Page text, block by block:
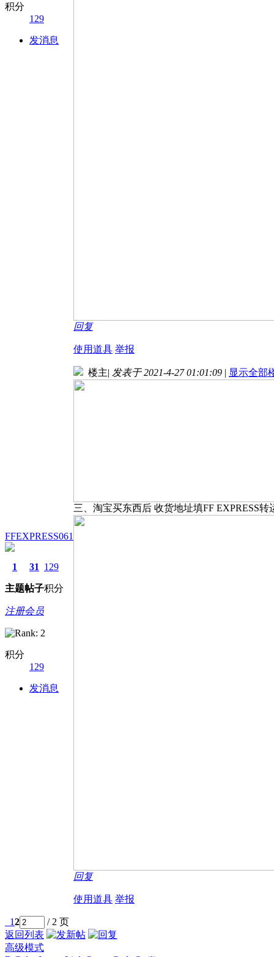
积分
129
发消息
回复
使用道具 举报
FFEXPRESS061
1
主题
31
帖子
129
积分
注册会员
积分
129
发消息
楼主| 发表于 2021-4-27 01:01:09 | 显示全部
三、淘宝买东西后 收货地址填FF EXPRESS
回复
使用道具 举报
12
/ 2 页
返回列表
高级模式